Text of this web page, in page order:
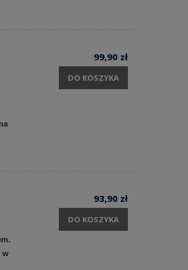
99,90 zł
DO KOSZYKA
w
93,90 zł
DO KOSZYKA